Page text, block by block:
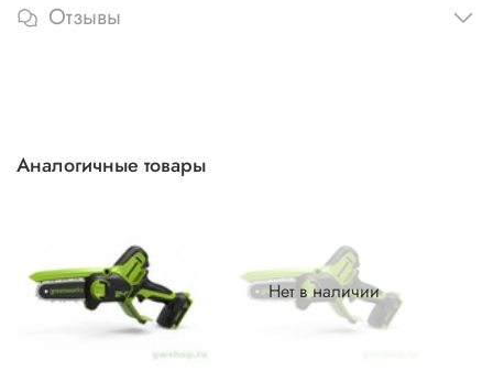
Отзывы
Аналогичные товары
Нет в наличии